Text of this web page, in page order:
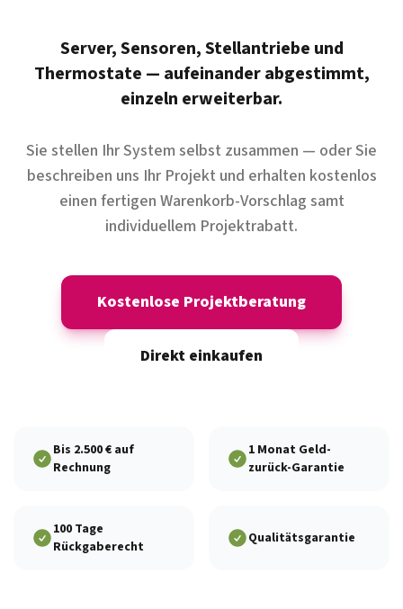
Server, Sensoren, Stellantriebe und
Thermostate — aufeinander abgestimmt,
einzeln erweiterbar.
Sie stellen Ihr System selbst zusammen — oder Sie
beschreiben uns Ihr Projekt und erhalten kostenlos
einen fertigen Warenkorb-Vorschlag samt
individuellem Projektrabatt.
Kostenlose Projektberatung
Direkt einkaufen
Bis 2.500 € auf
Rechnung
1 Monat Geld-
zurück-Garantie
100 Tage
Rückgaberecht
Qualitätsgarantie